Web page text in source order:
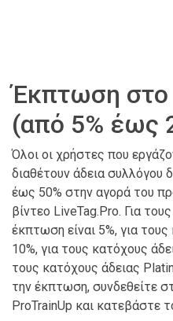
Έκπτωση στο
(από 5% έως
Όλοι οι χρήστες που
διαθέτουν άδεια συλλόγου
έως 50% στην αγορά του
βίντεο LiveTag.Pro. Για
έκπτωση είναι 5%, για
10%, για τους κατόχους
τους κατόχους άδειας
την έκπτωση, συνδεθείτε
ProTrainUp και κατεβάστε